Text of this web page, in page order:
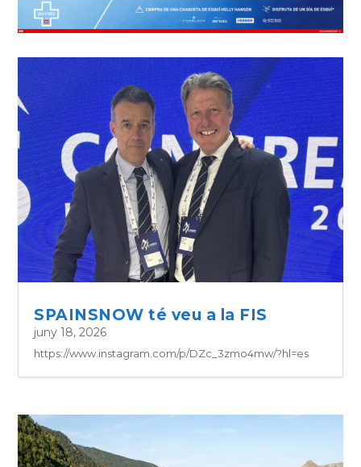
SPAINSNOW té veu a la FIS
juny 18, 2026
https://www.instagram.com/p/DZc_3zmo4mw/?hl=es